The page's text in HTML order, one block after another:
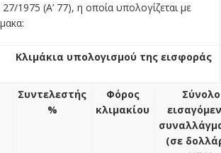
1975 (Α’ 77), η οποία υπολογίζεται με
Κλιμάκια υπολογισμού της εισφοράς
Συντελεστής
%
Φόρος
κλιμακίου
Σύνολο
(σε